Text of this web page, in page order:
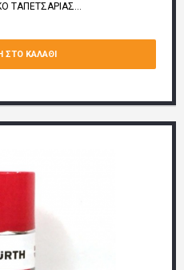
ΤΑΠΕΤΣΑΡΙΑΣ...
ΚΑΛΆΘΙ